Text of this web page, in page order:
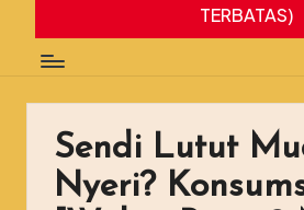
TERBATAS)
Sendi Lutut
Nyeri?